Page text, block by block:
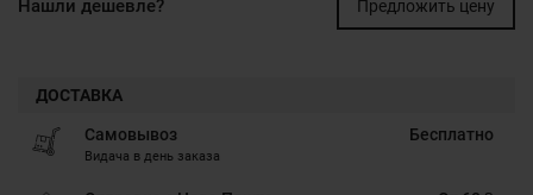
Нашли дешевле? Предложить цену
ДОСТАВКА
Самовывоз
Видача в день заказа
Бесплатно